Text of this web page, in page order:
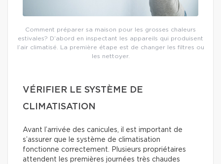
Comment préparer sa maison pour les grosses chaleurs
estivales? D’abord en inspectant les appareils qui produisent
l’air climatisé. La première étape est de changer les filtres ou
les nettoyer.
VÉRIFIER LE SYSTÈME DE
CLIMATISATION
Avant l’arrivée des canicules, il est important de
s’assurer que le système de climatisation
fonctionne correctement. Plusieurs propriétaires
attendent les premières journées très chaudes